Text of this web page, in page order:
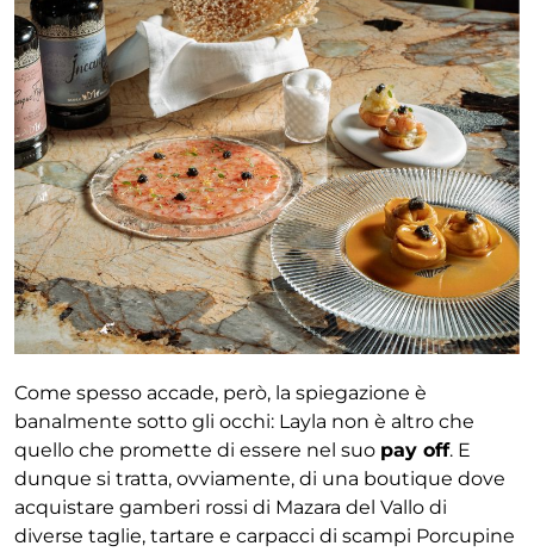
Come spesso accade, però, la spiegazione è
banalmente sotto gli occhi: Layla non è altro che
quello che promette di essere nel suo pay off. E
dunque si tratta, ovviamente, di una boutique dove
acquistare gamberi rossi di Mazara del Vallo di
diverse taglie, tartare e carpacci di scampi Porcupine